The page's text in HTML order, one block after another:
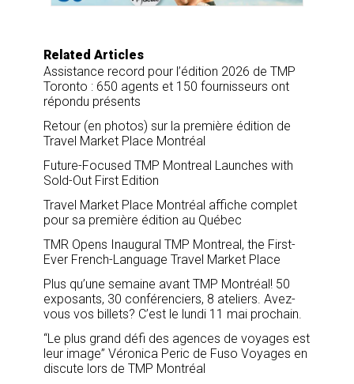
k n
Related Articles
Assistance record pour l’édition 2026 de TMP
Toronto : 650 agents et 150 fournisseurs ont
répondu présents
Retour (en photos) sur la première édition de
Travel Market Place Montréal
Future-Focused TMP Montreal Launches with
Sold-Out First Edition
Travel Market Place Montréal affiche complet
pour sa première édition au Québec
TMR Opens Inaugural TMP Montreal, the First-
Ever French-Language Travel Market Place
Plus qu’une semaine avant TMP Montréal! 50
exposants, 30 conférenciers, 8 ateliers. Avez-
vous vos billets? C’est le lundi 11 mai prochain.
“Le plus grand défi des agences de voyages est
leur image” Véronica Peric de Fuso Voyages en
discute lors de TMP Montréal